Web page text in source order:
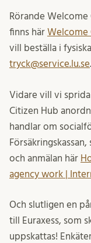
Rörande
finns här Welcome
vill beställa i
tryck@service.lu.se.
Vidare vill vi
Citizen Hub
handlar om
och anmälan här
agency work |
Och slutligen en
till Euraxess, som
uppskattas!